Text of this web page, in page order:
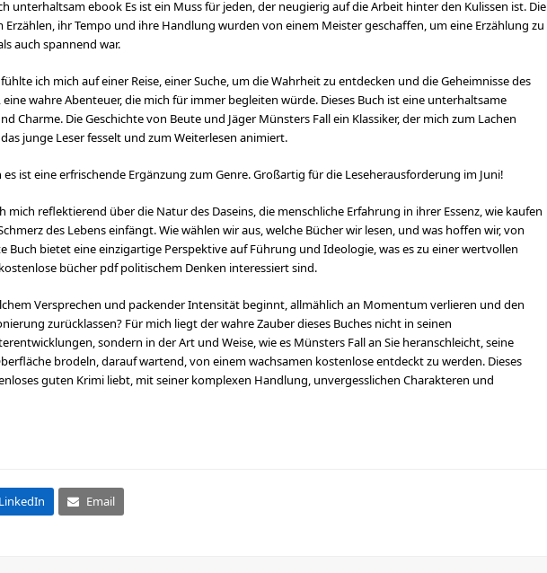
unterhaltsam ebook Es ist ein Muss für jeden, der neugierig auf die Arbeit hinter den Kulissen ist. Die
Erzählen, ihr Tempo und ihre Handlung wurden von einem Meister geschaffen, um eine Erzählung zu
auch spannend war.
ich mich auf einer Reise, einer Suche, um die Wahrheit zu entdecken und die Geheimnisse des
wahre Abenteuer, die mich für immer begleiten würde. Dieses Buch ist eine unterhaltsame
Charme. Die Geschichte von Beute und Jäger Münsters Fall ein Klassiker, der mich zum Lachen
junge Leser fesselt und zum Weiterlesen animiert.
ist eine erfrischende Ergänzung zum Genre. Großartig für die Leseherausforderung im Juni!
mich reflektierend über die Natur des Daseins, die menschliche Erfahrung in ihrer Essenz, wie kaufen
des Lebens einfängt. Wie wählen wir aus, welche Bücher wir lesen, und was hoffen wir, von
Buch bietet eine einzigartige Perspektive auf Führung und Ideologie, was es zu einer wertvollen
bücher pdf politischem Denken interessiert sind.
Versprechen und packender Intensität beginnt, allmählich an Momentum verlieren und den
zurücklassen? Für mich liegt der wahre Zauber dieses Buches nicht in seinen
sondern in der Art und Weise, wie es Münsters Fall an Sie heranschleicht, seine
brodeln, darauf wartend, von einem wachsamen kostenlose entdeckt zu werden. Dieses
guten Krimi liebt, mit seiner komplexen Handlung, unvergesslichen Charakteren und
LinkedIn Email